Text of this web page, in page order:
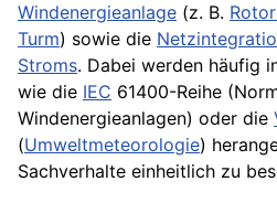
Windenergieanlage (z. B.
Turm) sowie die
Stroms. Dabei werden häufig
wie die IEC 61400-Reihe
Windenergieanlagen) oder die
(Umweltmeteorologie)
Sachverhalte einheitlich zu